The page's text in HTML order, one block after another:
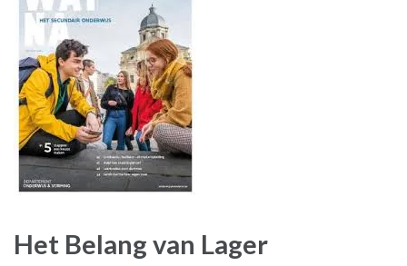
Het Belang van Lager